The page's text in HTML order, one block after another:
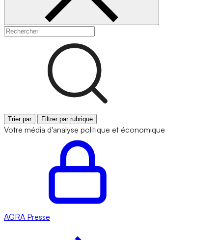
Trier par Filtrer par rubrique
Votre média d'analyse politique et économique
AGRA Presse